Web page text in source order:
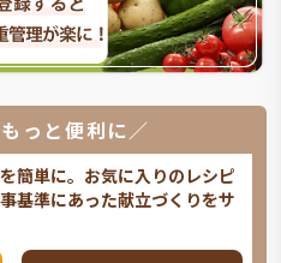
っと便利に／
簡単に。お気に入りのレシピ
基準にあった献立づくりをサ